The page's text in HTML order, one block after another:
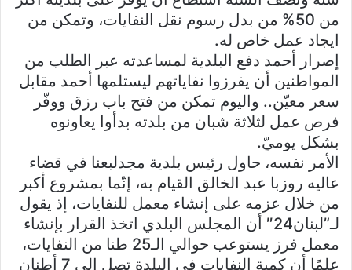
من 50% من بدل رسوم نقل النفايات، وتمكن من
ايجاد عمل خاص له.
إصرار أحمد دفع البلدية لمساعدته عبر الطلب من
المواطنين أن يفرزوا نفاياتهم ليستلمها أحمد مقابل
سعر معيّن.. واليوم تمكن من فتح باب رزق ووفّر
فرص عمل لثلاثة شبان من بلدته بدأوا يعاونوه
بشكل يوميّ.
الأمر نفسه، حاول رئيس بلدية مجدلبعنا في قضاء
عاليه روزبا عبد الخالق القيام به، إنّما بمشروع أكبر
من خلال عزمه على إنشاء معمل للنفايات، إذ يقول
لـ”لبنان24″ أن المجلس البلدي اتخذ القرار بإنشاء
معمل فرز يستوعب حوالي الـ25 طنا من النفايات،
علمًا أن كمية النفايات في البلدة تصل إلى 7 أطنان